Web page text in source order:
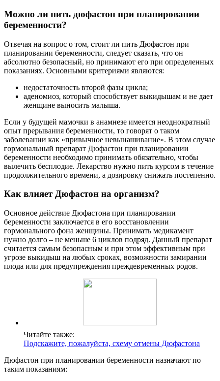
Можно ли пить дюфастон при планировании
беременности?
Отвечая на вопрос о том, стоит ли пить Дюфастон при
планировании беременности, следует сказать, что он
абсолютно безопасный, но принимают его при определенных
показаниях. Основными критериями являются:
недостаточность второй фазы цикла;
аденомиоз, который способствует выкидышам и не дает
женщине выносить малыша.
Если у будущей мамочки в анамнезе имеется неоднократный
опыт прерывания беременности, то говорят о таком
заболевании как «привычное невынашивание». В этом случае
гормональный препарат Дюфастон при планировании
беременности необходимо принимать обязательно, чтобы
вылечить бесплодие. Лекарство нужно пить курсом в течение
продолжительного времени, а дозировку снижать постепенно.
Как влияет Дюфастон на организм?
Основное действие Дюфастона при планировании
беременности заключается в его восстановлении
гормонального фона женщины. Принимать медикамент
нужно долго – не меньше 6 циклов подряд. Данный препарат
считается самым безопасным и при этом эффективным при
угрозе выкидыш на любых сроках, возможности замирании
плода или для предупреждения преждевременных родов.
Читайте также:
Подскажите, пожалуйста, схему отмены Дюфастона
Дюфастон при планировании беременности назначают по
таким показаниям: